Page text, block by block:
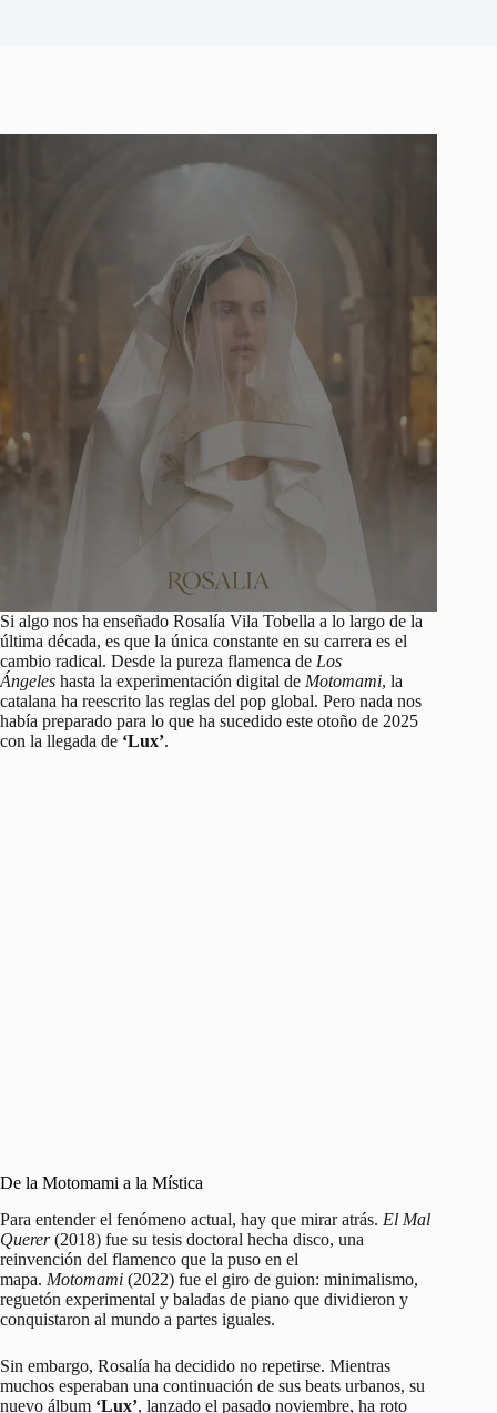
Si algo nos ha enseñado Rosalía Vila Tobella a lo largo de la
última década, es que la única constante en su carrera es el
cambio radical. Desde la pureza flamenca de Los
Ángeles hasta la experimentación digital de Motomami, la
catalana ha reescrito las reglas del pop global. Pero nada nos
había preparado para lo que ha sucedido este otoño de 2025
con la llegada de ‘Lux’.
De la Motomami a la Mística
Para entender el fenómeno actual, hay que mirar atrás. El Mal
Querer(2018) fue su tesis doctoral hecha disco, una
reinvención del flamenco que la puso en el
mapa. Motomami (2022) fue el giro de guion: minimalismo,
reguetón experimental y baladas de piano que dividieron y
conquistaron al mundo a partes iguales.
Sin embargo, Rosalía ha decidido no repetirse. Mientras
muchos esperaban una continuación de sus beats urbanos, su
nuevo álbum ‘Lux’, lanzado el pasado noviembre, ha roto